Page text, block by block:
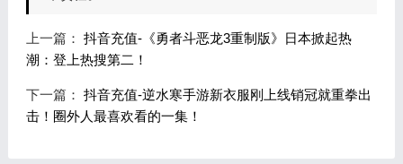
上一篇： 抖音充值-《勇者斗恶龙3重制版》日本掀起热
潮：登上热搜第二！
下一篇： 抖音充值-逆水寒手游新衣服刚上线销冠就重拳出
击！圈外人最喜欢看的一集！